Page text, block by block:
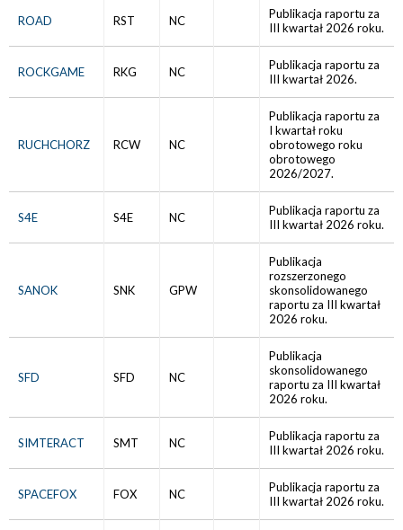
ROAD RST NC
Publikacja raportu za
III kwartał 2026 roku.
ROCKGAME RKG NC
Publikacja raportu za
III kwartał 2026.
RUCHCHORZ RCW NC
Publikacja raportu za
I kwartał roku
obrotowego roku
obrotowego
2026/2027.
S4E S4E NC
Publikacja raportu za
III kwartał 2026 roku.
SANOK SNK GPW
Publikacja
rozszerzonego
skonsolidowanego
raportu za III kwartał
2026 roku.
SFD SFD NC
Publikacja
skonsolidowanego
raportu za III kwartał
2026 roku.
SIMTERACT SMT NC
Publikacja raportu za
III kwartał 2026 roku.
SPACEFOX FOX NC
Publikacja raportu za
III kwartał 2026 roku.